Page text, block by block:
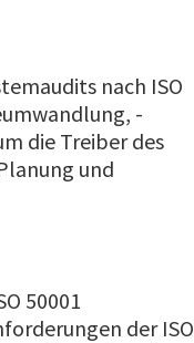
nach ISO
-
die Treiber des
und
50001
der ISO